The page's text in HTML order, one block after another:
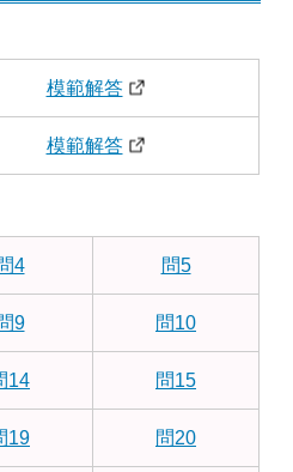
模範解答
模範解答
4 問5
9 問10
14 問15
19 問20